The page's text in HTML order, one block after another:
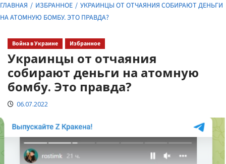
ГЛАВНАЯ ИЗБРАННОЕ
УКРАИНЦЫ ОТ ОТЧАЯНИЯ СОБИРАЮТ ДЕНЬГИ
НА АТОМНУЮ БОМБУ. ЭТО ПРАВДА?
Война в Украине Избранное
Украинцы от отчаяния
собирают деньги на атомную
бомбу. Это правда?
06.07.2022